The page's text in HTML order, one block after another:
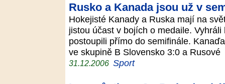
Rusko a Kanada jsou už v
Hokejisté Kanady a Ruska mají na
jistou účast v bojích o medaile.
postoupili přímo do semifinále.
ve skupině B Slovensko 3:0 a Rusové
31.12.2006 Sport